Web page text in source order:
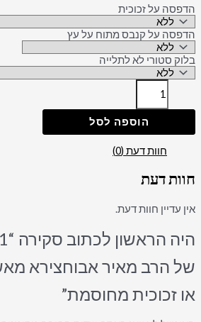
הדפסה על זכוכית
הדפסה על קנבס מתוח על עץ
בלוק סטורי לא לתלייה
הוספה לסל
חוות דעת (0)
חוות דעת
אין עדיין חוות דעת.
של הרב מאיר אבוחצירא
או זכוכית מחוסמת”